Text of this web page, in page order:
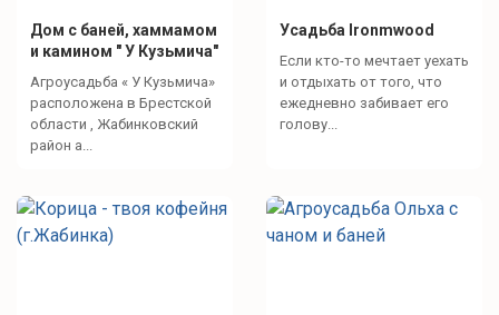
Дом с баней, хаммамом
и камином " У Кузьмича"
Агроусадьба « У Кузьмича»
расположена в Брестской
области , Жабинковский
район а...
Усадьба Ironmwood
Если кто-то мечтает уехать
и отдыхать от того, что
ежедневно забивает его
голову...